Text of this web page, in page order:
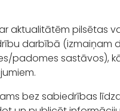
aktualitātēm pilsētas
darbībā (izmaiņam
padomes sastāvos),
bez sabiedrības